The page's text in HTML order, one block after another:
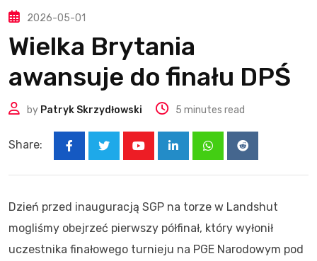
2026-05-01
Wielka Brytania
awansuje do finału DPŚ
by Patryk Skrzydłowski 5 minutes read
Share:
LinkedInWhatsappReddit
Dzień przed inauguracją SGP na torze w Landshut
mogliśmy obejrzeć pierwszy półfinał, który wyłonił
uczestnika finałowego turnieju na PGE Narodowym pod